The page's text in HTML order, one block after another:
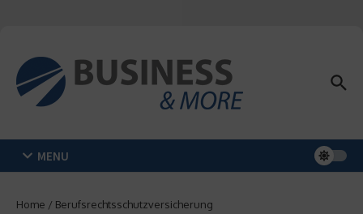
MENU
Home / Berufsrechtsschutzversicherung